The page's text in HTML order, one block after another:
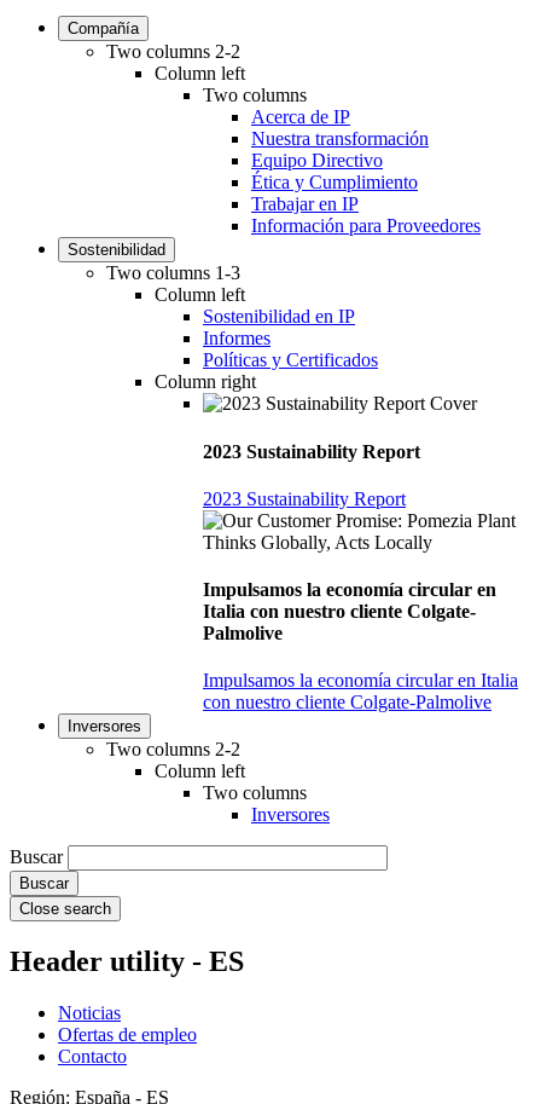
Compañía
Two columns 2-2
Column left
Two columns
Acerca de IP
Nuestra transformación
Equipo Directivo
Ética y Cumplimiento
Trabajar en IP
Información para Proveedores
Sostenibilidad
Two columns 1-3
Column left
Sostenibilidad en IP
Informes
Políticas y Certificados
Column right
2023 Sustainability Report
2023 Sustainability Report
Impulsamos la economía circular en
Italia con nuestro cliente Colgate-
Palmolive
Impulsamos la economía circular en Italia
con nuestro cliente Colgate-Palmolive
Inversores
Two columns 2-2
Column left
Two columns
Inversores
Buscar
Close search
Header utility - ES
Noticias
Ofertas de empleo
Contacto
Región: España - ES